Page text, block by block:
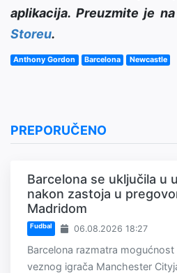
aplikacija. Preuzmite je na
Storeu.
Anthony Gordon Barcelona Newcastle
PREPORUČENO
Barcelona se uključila u
nakon zastoja u
Madridom
Fudbal 06.08.2026 18:27
Barcelona razmatra
veznog igrača Manchester